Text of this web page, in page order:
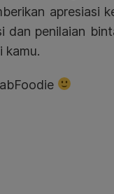
apresiasi
dan penilaian
kamu.